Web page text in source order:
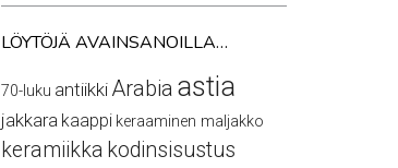
LÖYTÖJÄ AVAINSANOILLA…
70-luku antiikki Arabia astia
jakkara kaappi keraaminen maljakko
keramiikka kodinsisustus